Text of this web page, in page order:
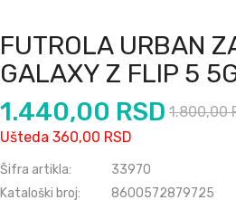
FUTROLA URBAN
GALAXY Z FLIP 5
1.440,00 RSD 1.800,00
Ušteda 360,00 RSD
Šifra artikla:
33970
Kataloški broj:
8600572879725